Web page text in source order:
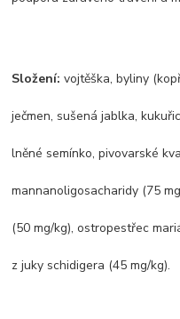
Složení:vojtěška, byliny
ječmen, sušená jablka,
lněné semínko, pivovarské
mannanoligosacharidy (75
(50 mg/kg), ostropestřec
z juky schidigera (45 mg/kg).